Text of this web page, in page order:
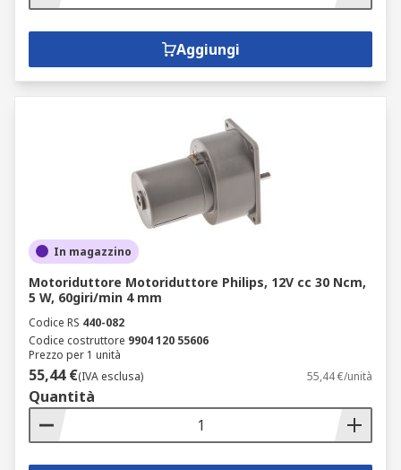
Aggiungi
In magazzino
Motoriduttore Motoriduttore Philips, 12V cc 30 Ncm,
5 W, 60giri/min 4 mm
Codice RS 440-082
Codice costruttore 9904 120 55606
Prezzo per 1 unità
55,44 €(IVA esclusa) 55,44 €/unità
Quantità